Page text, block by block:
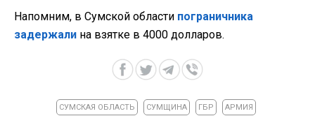
Напомним, в Сумской области пограничника
задержали на взятке в 4000 долларов.
СУМСКАЯ ОБЛАСТЬ СУМЩИНА ГБР АРМИЯ